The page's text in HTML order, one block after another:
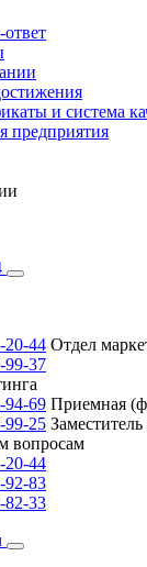
и система
предприятия
20-44 Отдел
99-37
94-69 Приемная
99-25
вопросам
20-44
92-83
82-33